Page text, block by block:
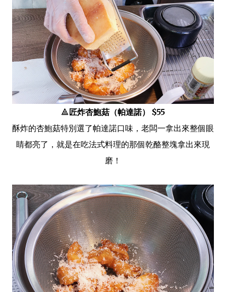
🔺 匠炸杏鮑菇（帕達諾） $55
酥炸的杏鮑菇特別選了帕達諾口味，老闆一拿出來整個眼
睛都亮了，就是在吃法式料理的那個乾酪整塊拿出來現
磨！